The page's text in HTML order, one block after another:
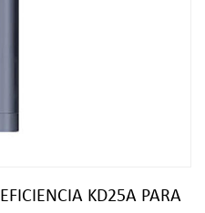
KD25A PARA